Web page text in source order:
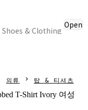
& Clothing
Open
의류 탑 & 티셔츠
T-Shirt Ivory 여성